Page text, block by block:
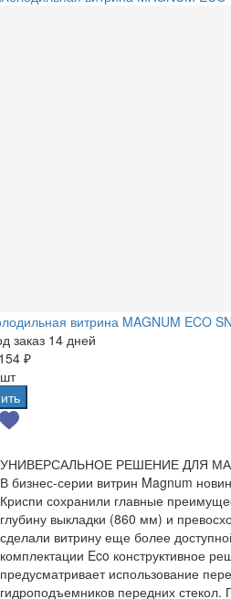
витрина MAGNUM ECO
заказ 14 дней
₽
УНИВЕРСАЛЬНОЕ РЕШЕНИЕ ДЛЯ
В бизнес-серии витрин Magnum
Криспи сохранили главные
глубину выкладки (860 мм) и
сделали витрину еще более
комплектации Eco конструктивное
предусматривает использование
гидроподъемников передних стекол.